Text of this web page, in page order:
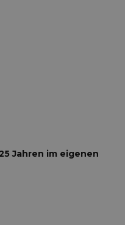
Jahren im eigenen